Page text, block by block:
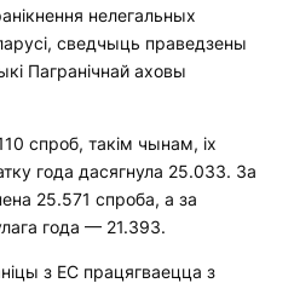
нелегальных
сведчыць праведзены
Пагранічнай аховы
спроб, такім чынам, іх
года дасягнула 25.033. За
25.571 спроба, а за
года — 21.393.
з ЕС працягваецца з